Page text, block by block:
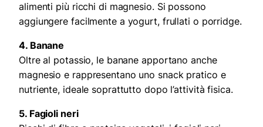
alimenti più ricchi di magnesio. Si possono
aggiungere facilmente a yogurt, frullati o porridge.
4. Banane
Oltre al potassio, le banane apportano anche
magnesio e rappresentano uno snack pratico e
nutriente, ideale soprattutto dopo l’attività fisica.
5. Fagioli neri